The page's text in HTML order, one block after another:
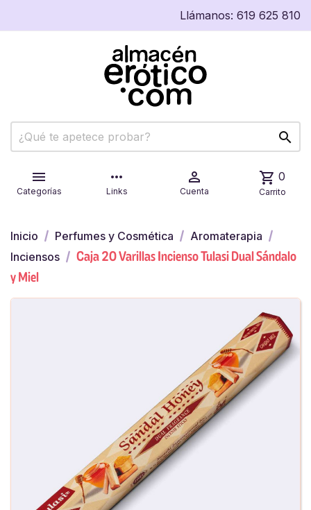
Llámanos: 619 625 810


Categorías
more_horiz
Links

Cuenta
shopping_cart 0
Carrito
Inicio Perfumes y Cosmética
Aromaterapia
Inciensos
Caja 20 Varillas Incienso Tulasi Dual Sándalo
y Miel